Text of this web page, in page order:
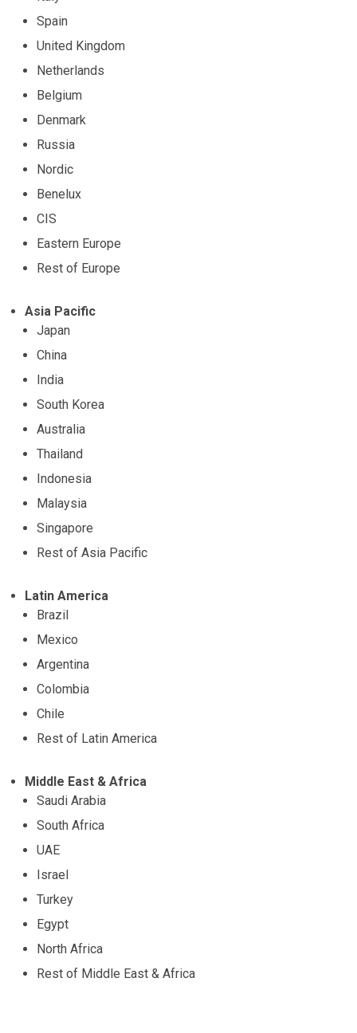
Spain
United Kingdom
Netherlands
Belgium
Denmark
Russia
Nordic
Benelux
CIS
Eastern Europe
Rest of Europe
Asia Pacific
Japan
China
India
South Korea
Australia
Thailand
Indonesia
Malaysia
Singapore
Rest of Asia Pacific
Latin America
Brazil
Mexico
Argentina
Colombia
Chile
Rest of Latin America
Middle East & Africa
Saudi Arabia
South Africa
UAE
Israel
Turkey
Egypt
North Africa
Rest of Middle East & Africa